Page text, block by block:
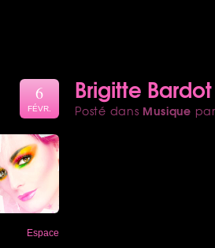
Brigitte
Posté dans Musique par
6
FÉVR.
Espace